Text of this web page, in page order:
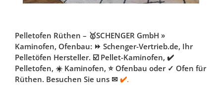
Pelletofen Rüthen – 🥇SCHENGER GmbH »
Kaminofen, Ofenbau: ⏩ Schenger-Vertrieb.de, Ihr
Pelletöfen Hersteller. ☑️ Pellet-Kaminofen, ✔️
Pelletofen, ☀️ Kaminofen, ⭐ Ofenbau oder ✓ Ofen für
Rüthen. Besuchen Sie uns ✉ ✔️.